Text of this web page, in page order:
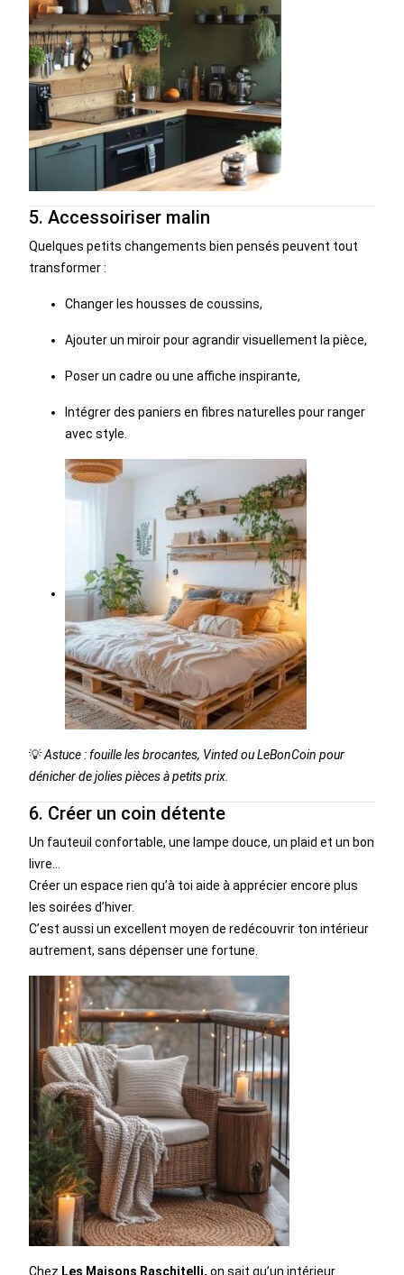
5. Accessoiriser malin
Quelques petits changements bien pensés peuvent tout
transformer :
Changer les housses de coussins,
Ajouter un miroir pour agrandir visuellement la pièce,
Poser un cadre ou une affiche inspirante,
Intégrer des paniers en fibres naturelles pour ranger
avec style.
💡Astuce : fouille les brocantes, Vinted ou LeBonCoin pour
dénicher de jolies pièces à petits prix.
6. Créer un coin détente
Un fauteuil confortable, une lampe douce, un plaid et un bon
livre…
Créer un espace rien qu’à toi aide à apprécier encore plus
les soirées d’hiver.
C’est aussi un excellent moyen de redécouvrir ton intérieur
autrement, sans dépenser une fortune.
Chez Les Maisons Raschitelli, on sait qu’un intérieur